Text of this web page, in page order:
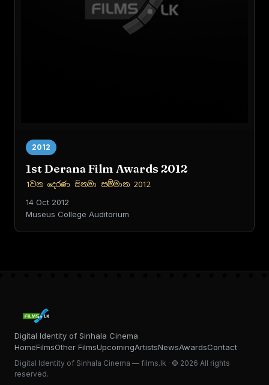
2012
1st Derana Film Awards 2012
1වන දෙරණ සිනමා සම්මාන 2012
14 Oct 2012
Museus College Auditorium
Digital Identity of Sinhala Cinema
HomeFilmsOther FilmsUpcomingArtistsNewsAwardsContact
Digital Identity of Sinhala Cinema — films.lk · © 2026 All rights
reserved.